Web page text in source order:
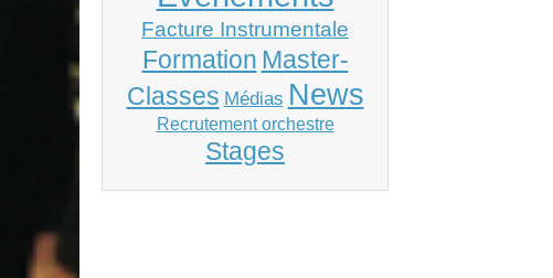
Facture Instrumentale
Formation Master-
Classes Médias News
Recrutement orchestre
Stages